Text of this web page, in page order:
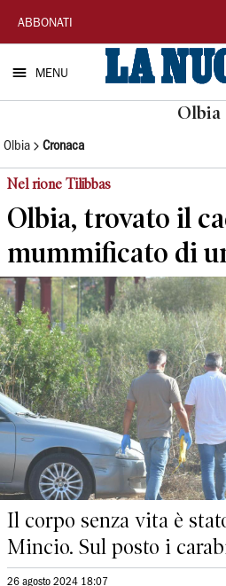
La
Nuova
Sardegna
ABBONATI
MENU
Olbia
Olbia Cronaca
Nel rione Tilibbas
Olbia, trovato il
mummificato di
Il corpo senza vita è
Mincio. Sul posto i
26 agosto 2024 18:07